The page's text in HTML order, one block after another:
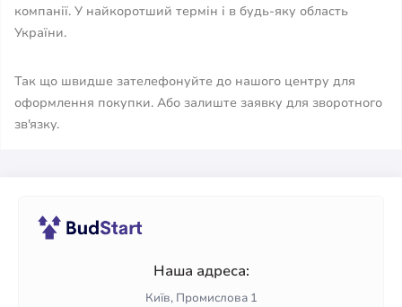
компанії. У найкоротший термін і в будь-яку область
України.
Так що швидше зателефонуйте до нашого центру для
оформлення покупки. Або залиште заявку для зворотного
зв'язку.
Наша адреса:
Київ, Промислова 1